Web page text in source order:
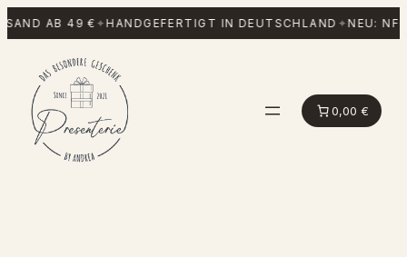
Zum
Inhalt
AB 49 €✦HANDGEFERTIGT IN DEUTSCHLAND✦NEU:
0,00 €